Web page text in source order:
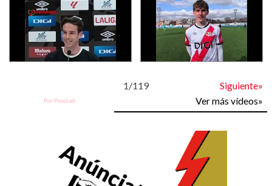
1/119 Siguiente»
Por PoseLab Ver más vídeos»